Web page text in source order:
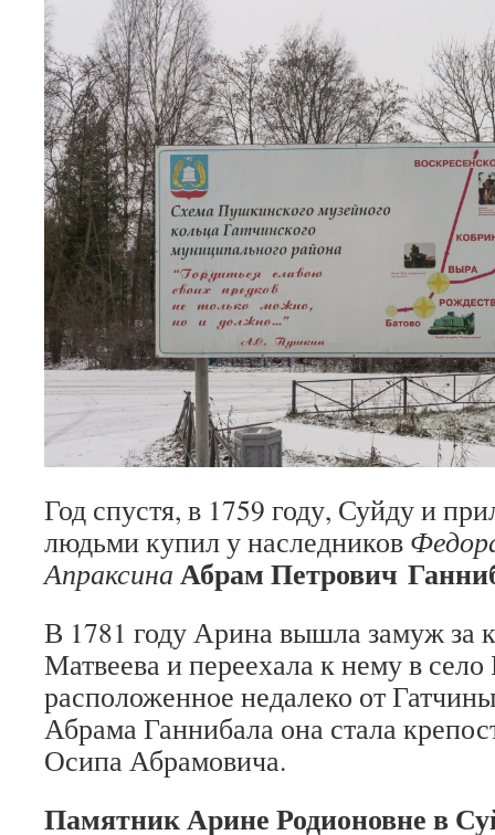
Год спустя, в 1759 году, Суйду и
людьми купил у наследников
Апраксина Абрам Петрович
В 1781 году Арина вышла замуж за
Матвеева и переехала к нему в
расположенное недалеко от
Абрама Ганнибала она стала
Осипа Абрамовича.
Памятник Арине Родионовне в